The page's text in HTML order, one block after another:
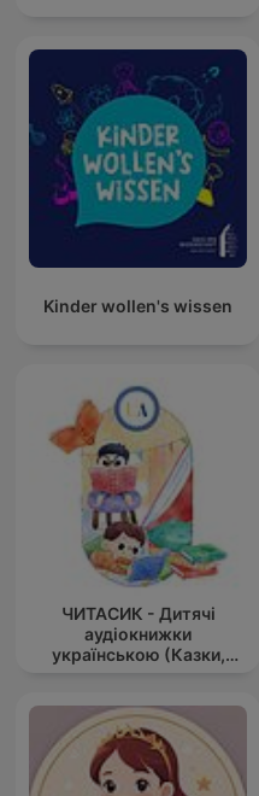
Kinder wollen's wissen
ЧИТАСИК - Дитячі
аудіокнижки
українською (Казки,